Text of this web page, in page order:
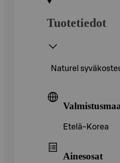
Tuotetiedot
Naturel
Etelä-Korea
Ainesosat